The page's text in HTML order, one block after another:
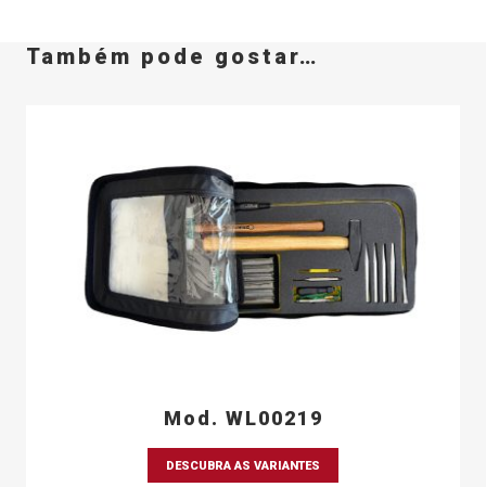
Também pode gostar…
Mod. WL00219
DESCUBRA AS VARIANTES